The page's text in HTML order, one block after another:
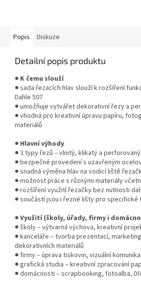
Popis Diskuze
Detailní popis produktu
● K čemu slouží
● sada řezacích hlav slouží k rozšíření
Dahle 507
● umožňuje vytvářet dekorativní řezy a
● vhodná pro kreativní úpravu papíru,
materiálů
● Hlavní výhody
● 3 typy řezů – vlnitý, klikatý a perforovaný
● bezpečné provedení s uzavřeným
● snadná výměna hlav na vodicí liště
● možnost práce s různými materiály
● rozšíření využití řezačky bez nutnosti
● součástí jsou i řezné lišty pro specifické
●Využití (školy, úřady, firmy i
● školy – výtvarná výchova, kreativní
● kanceláře – tvorba prezentací,
dekorativních materiálů
● firmy – úprava tiskovin, vizuální
● grafická studia – kreativní zpracování
● domácnosti – scrapbooking, fotoalba,